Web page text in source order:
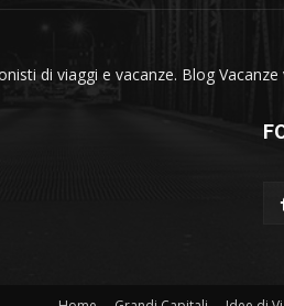
di viaggi e vacanze. Blog